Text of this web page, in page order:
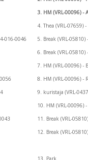
016-0046
3. HM (VRL-00096) -
4. Thea (VRL-07659) -
5. Break (VRL-
6. Break (VRL-
7. HM (VRL-00096) -
8. HM (VRL-00096) -
9. kuristaja (VRL-
10. HM (VRL-00096)
11. Break (VRL-
12. Break (VRL-
13. Park